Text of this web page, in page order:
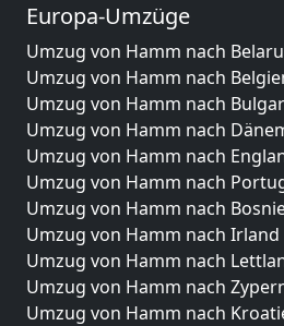
Europa-Umzüge
Umzug von Hamm nach
Umzug von Hamm nach
Umzug von Hamm nach
Umzug von Hamm nach
Umzug von Hamm nach
Umzug von Hamm nach
Umzug von Hamm nach
Umzug von Hamm nach Irland
Umzug von Hamm nach
Umzug von Hamm nach
Umzug von Hamm nach